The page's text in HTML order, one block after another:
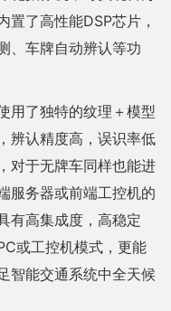
置了高性能DSP芯片，
、车牌自动辨认等功
用了独特的纹理＋模型
辨认精度高，误识率低
对于无牌车同样也能进
服务器或前端工控机的
有高集成度，高稳定
或工控机模式，更能
智能交通系统中全天候